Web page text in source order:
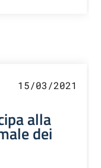
15/03/2021
alla
dei